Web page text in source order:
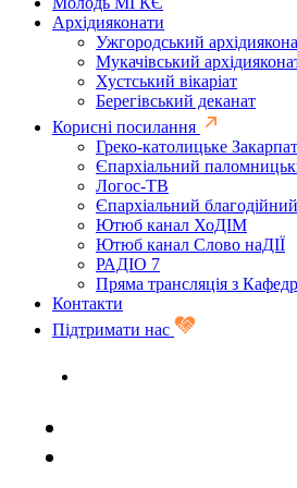
Архідияконати
Ужгородський
Мукачівський
Хустський вікаріат
Берегівський деканат
Корисні посилання
Греко-католицьке
Єпархіальний
Логос-ТВ
Єпархіальний
Ютюб канал ХоДІМ
Ютюб канал Слово наДІЇ
РАДІО 7
Пряма трансляція з
Контакти
Підтримати нас